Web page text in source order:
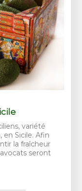
variété
en Sicile. Afin
la fraîcheur
seront